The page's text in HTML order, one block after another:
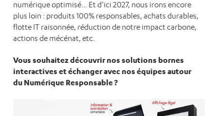
numérique optimisé... Et d’ici 2027, nous irons encore
plus loin : produits 100% responsables, achats durables,
flotte IT raisonnée, réduction de notre impact carbone,
actions de mécénat, etc.
Vous souhaitez découvrir nos solutions bornes
interactives et échanger avec nos équipes autour
du Numérique Responsable ?